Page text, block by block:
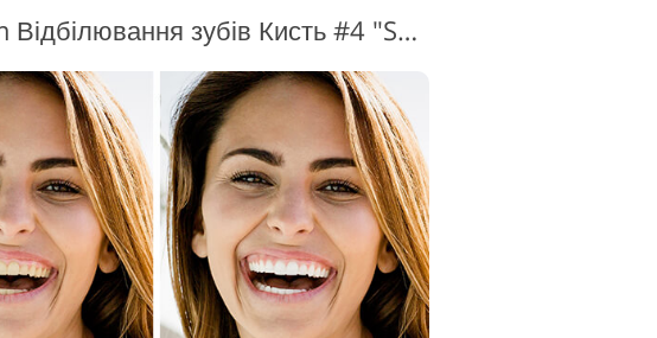
Lightroom Відбілювання зубів Кисть #4 "Snowy"